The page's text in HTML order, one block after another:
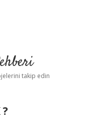
takip edin